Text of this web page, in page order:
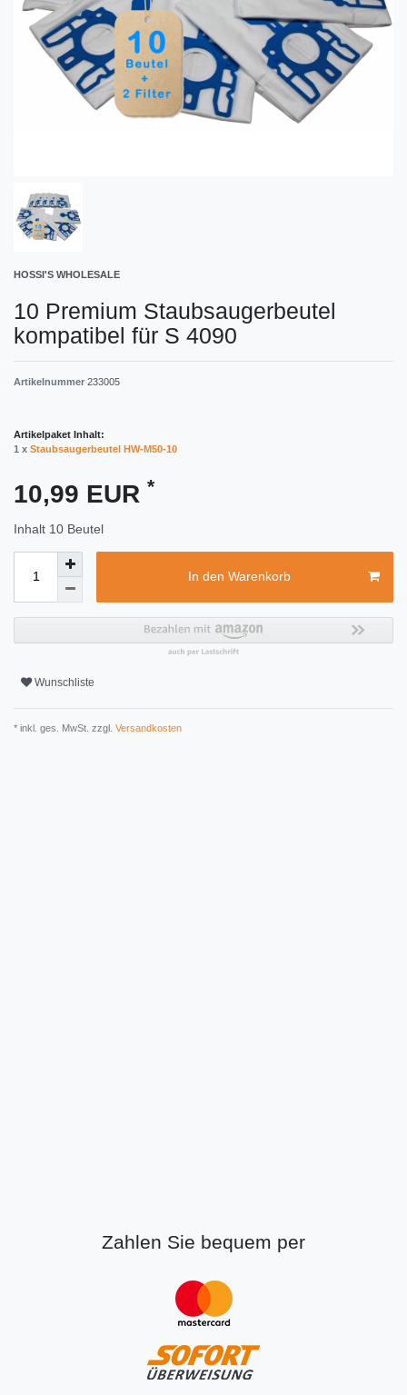
HOSSI'S WHOLESALE
10 Premium Staubsaugerbeutel
kompatibel für S 4090
Artikelnummer 233005
Artikelpaket Inhalt:
1 x Staubsaugerbeutel HW-M50-10
10,99 EUR *
Inhalt 10 Beutel
In den Warenkorb
Wunschliste
* inkl. ges. MwSt. zzgl. Versandkosten
Zahlen Sie bequem per